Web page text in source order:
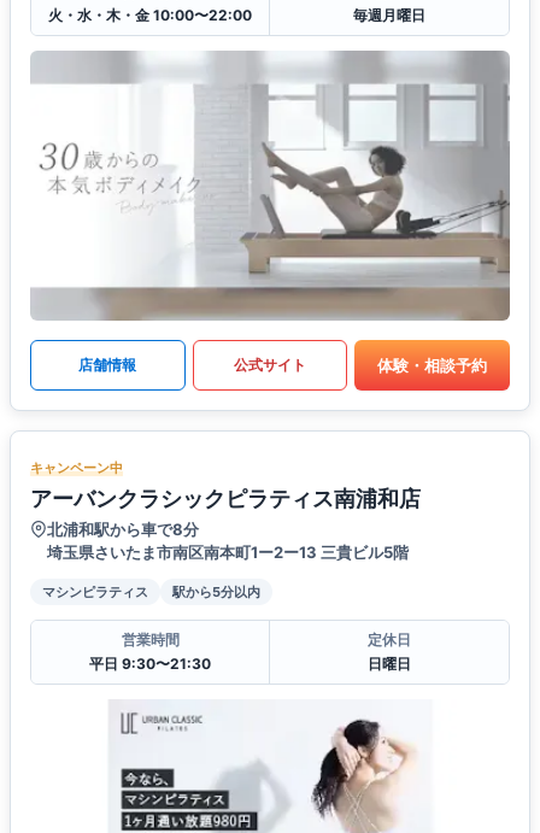
火・水・木・金 10:00〜22:00
毎週月曜日
店舗情報 公式サイト 体験・相談予約
キャンペーン中
アーバンクラシックピラティス南浦和店
北浦和駅から車で8分
埼玉県さいたま市南区南本町1ー2ー13 三貴ビル5階
マシンピラティス 駅から5分以内
営業時間
平日 9:30〜21:30
定休日
日曜日